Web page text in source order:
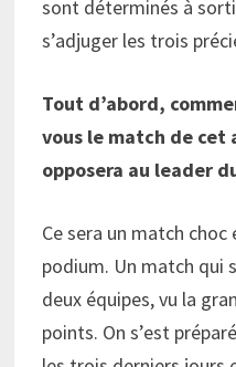
sont déterminés à
s’adjuger les trois
Tout d’abord,
vous le match de cet
opposera au leader
Ce sera un match
podium. Un match qui
deux équipes, vu la
points. On s’est